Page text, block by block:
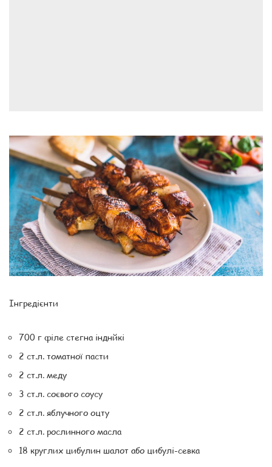
Інгредієнти
700 г філе стегна інднйкі
2 ст.л. томатної пасти
2 ст.л. меду
3 ст.л. соєвого соусу
2 ст.л. яблучного оцту
2 ст.л. рослинного масла
18 круглих цибулин шалот або цибулі-севка